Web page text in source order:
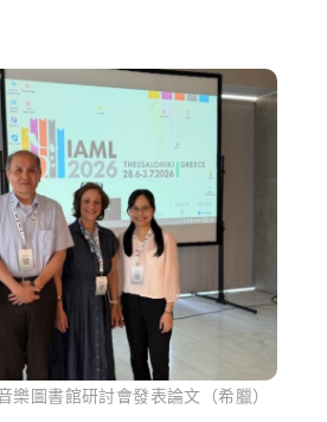
圖書館研討會發表論文（希臘）